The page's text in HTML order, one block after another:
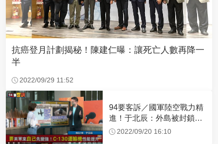
抗癌登月計劃揭秘！陳建仁曝：讓死亡人數再降一
半
2022/09/29 11:52
94要客訴／國軍陸空戰力精
進！于北辰：外島被封鎖可
空中補給
2022/09/20 16:10